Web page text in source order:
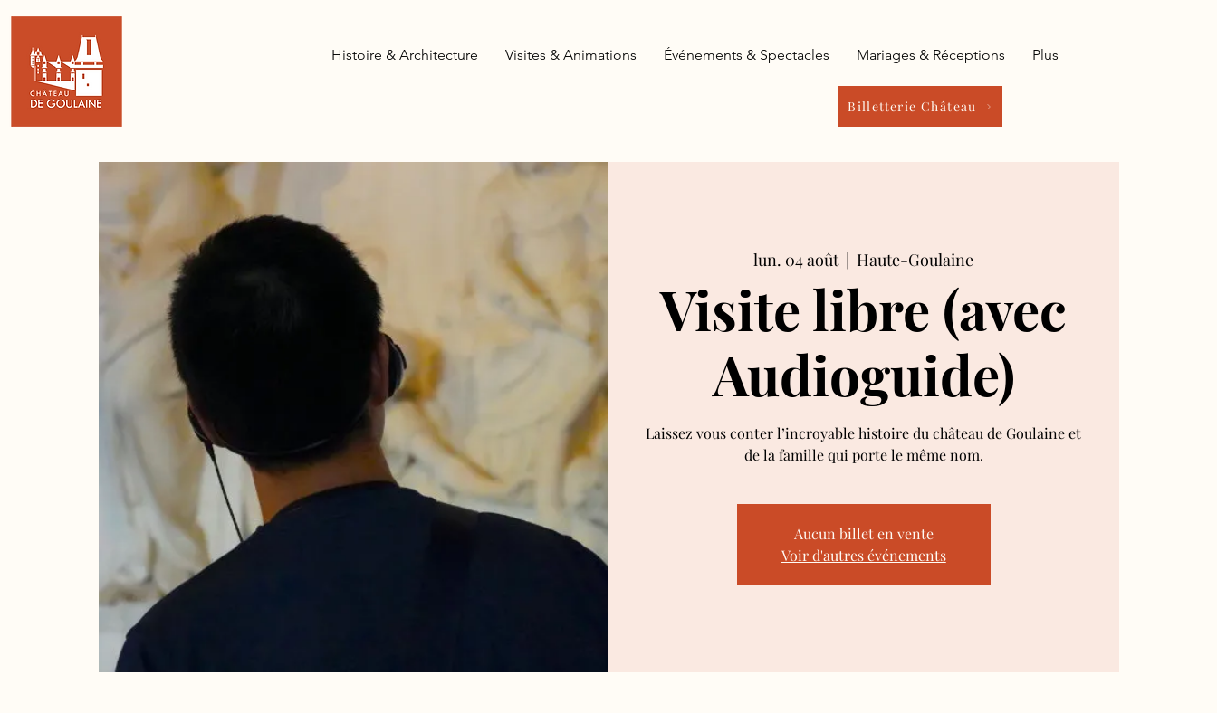
Billetterie Château
Histoire & Architecture Visites & Animations Événements & Spectacles Mariages & Réceptions Plus
lun. 04 août
  |
Haute-Goulaine
Visite libre (avec
Audioguide)
Laissez vous conter l’incroyable histoire du château de Goulaine et
de la famille qui porte le même nom.
Aucun billet en vente
Voir d'autres événements